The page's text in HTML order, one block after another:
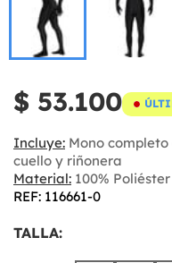
$ 53.100
Incluye: Mono
cuello y riñonera
Material: 100% Poliéster
REF: 116661-0
TALLA: